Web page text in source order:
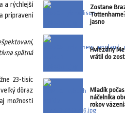
a rýchlejší
pripravení
spätná
23-tisíc
dôraz
možnosti
Zostane
jasno
Hviezdny
vrátil do
Mladík
náčelníka
rokov